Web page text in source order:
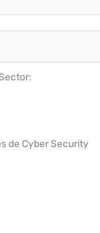
de Cyber Security